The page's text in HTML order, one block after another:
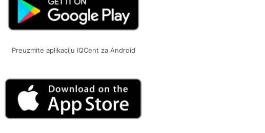
Preuzmite aplikaciju IQCent za Android